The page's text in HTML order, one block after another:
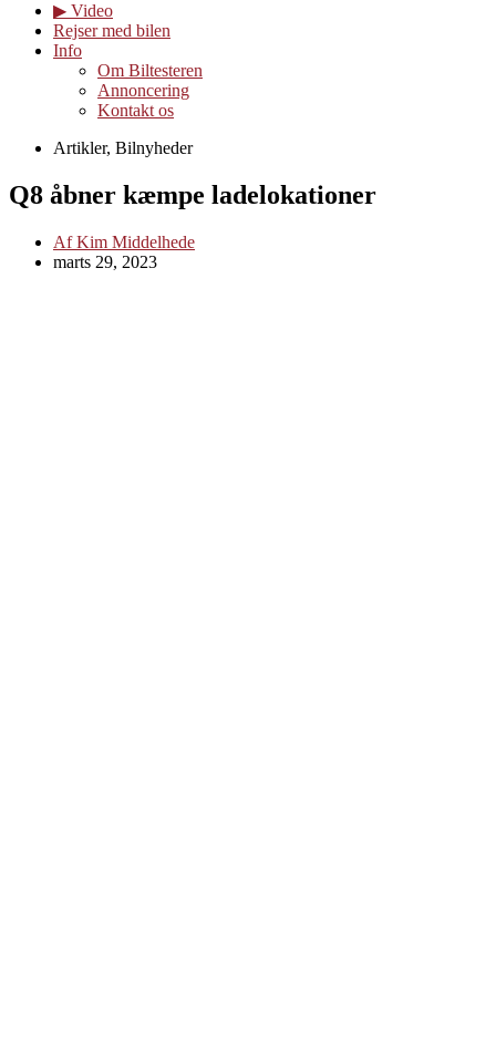
▶︎ Video
Rejser med bilen
Info
Om Biltesteren
Annoncering
Kontakt os
Artikler, Bilnyheder
Q8 åbner kæmpe ladelokationer
AfKim Middelhede
marts 29, 2023